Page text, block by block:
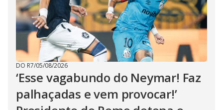
DO R7/05/08/2026
‘Esse vagabundo do Neymar! Faz
palhaçadas e vem provocar!’